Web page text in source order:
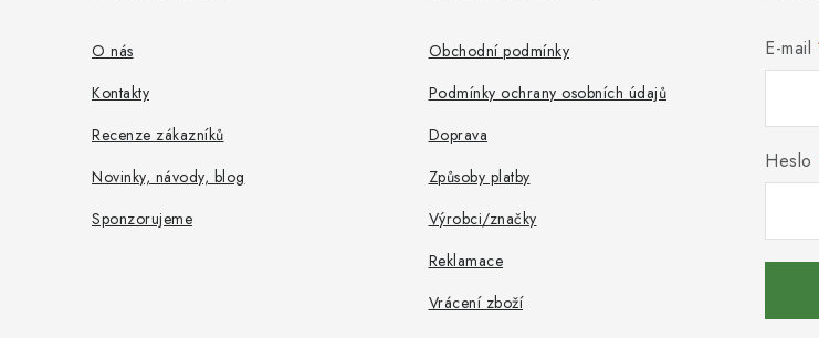
O nás
Kontakty
Recenze zákazníků
Novinky, návody, blog
Sponzorujeme
Obchodní podmínky
Podmínky ochrany osobních údajů
Doprava
Způsoby platby
Výrobci/značky
Reklamace
Vrácení zboží
E-mail
Heslo